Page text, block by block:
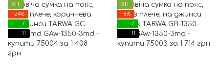
ХІТ
−24%
7
11
ХІТ
−8%
7
11